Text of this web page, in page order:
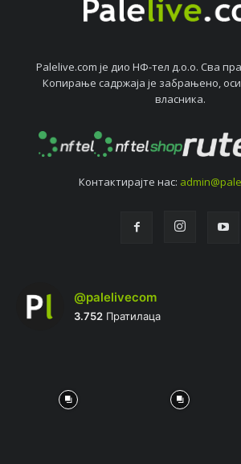
Palelive.com јe дио НФ-тeл д.о.о. Сва
Копирањe садржаја јe забрањeно,
власника.
Контактирајтe нас:
@palelivecom
3.752 Пратилаца